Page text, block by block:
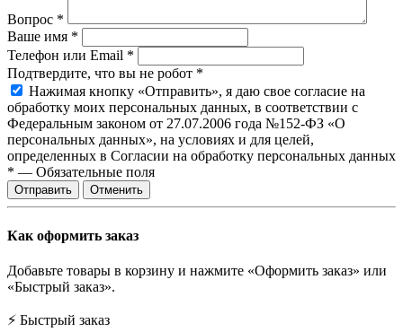
Вопрос *
Ваше имя *
Телефон или Email *
Подтвердите, что вы не робот *
Нажимая кнопку «Отправить», я даю свое согласие на
обработку моих персональных данных, в соответствии с
Федеральным законом от 27.07.2006 года №152-ФЗ «О
персональных данных», на условиях и для целей,
определенных в Согласии на обработку персональных данных
* — Обязательные поля
Отправить Отменить
Как оформить заказ
Добавьте товары в корзину и нажмите «Оформить заказ» или
«Быстрый заказ».
⚡ Быстрый заказ